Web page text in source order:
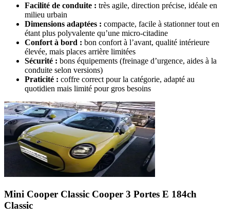
Facilité de conduite : très agile, direction précise, idéale en
milieu urbain
Dimensions adaptées : compacte, facile à stationner tout en
étant plus polyvalente qu’une micro-citadine
Confort à bord : bon confort à l’avant, qualité intérieure
élevée, mais places arrière limitées
Sécurité : bons équipements (freinage d’urgence, aides à la
conduite selon versions)
Praticité : coffre correct pour la catégorie, adapté au
quotidien mais limité pour gros besoins
Mini Cooper Classic Cooper 3 Portes E 184ch
Classic